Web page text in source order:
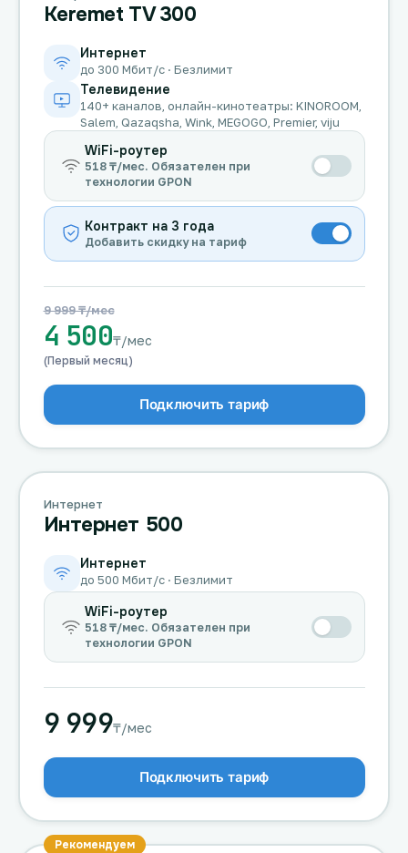
Keremet TV 300
Интернет
до 300 Мбит/с · Безлимит
Телевидение
140+ каналов, онлайн-кинотеатры: KINOROOM,
Salem, Qazaqsha, Wink, MEGOGO, Premier, viju
WiFi-роутер
518 ₸/мес. Обязателен при
технологии GPON
Контракт на 3 года
Добавить скидку на тариф
9 999 ₸/мес
4 500₸/мес
(Первый месяц)
Подключить тариф
Интернет
Интернет 500
Интернет
до 500 Мбит/с · Безлимит
WiFi-роутер
518 ₸/мес. Обязателен при
технологии GPON
9 999₸/мес
Подключить тариф
Рекомендуем